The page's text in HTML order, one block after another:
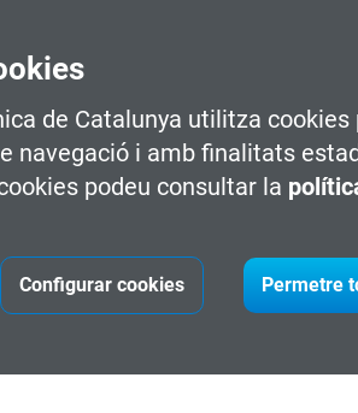
de Catalunya utilitza cookies
navegació i amb finalitats
podeu consultar la
Configurar cookies Permetre
"Desplaçar el centre" (mirada feminista i
Gimeno Robles, tècnica de
Yanina Ibáñez, codirectora del
i compta amb la col·laboració de
i Projectes d'Impacte"